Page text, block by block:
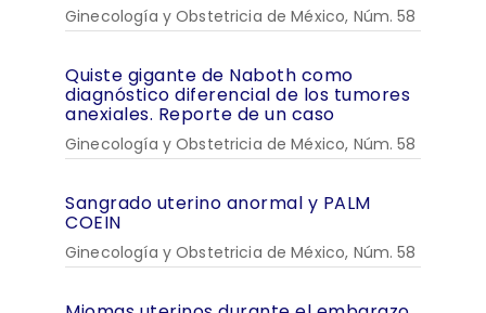
Ginecología y Obstetricia de México, Núm. 58
Quiste gigante de Naboth como
diagnóstico diferencial de los tumores
anexiales. Reporte de un caso
Ginecología y Obstetricia de México, Núm. 58
Sangrado uterino anormal y PALM
COEIN
Ginecología y Obstetricia de México, Núm. 58